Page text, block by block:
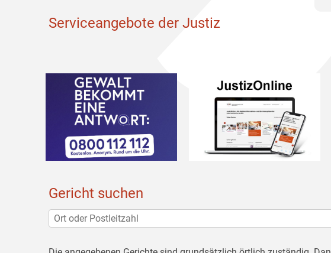
Serviceangebote der Justiz
Gericht suchen